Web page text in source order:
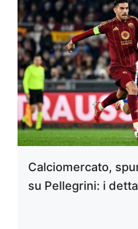
Calciomercato,
su Pellegrini: i